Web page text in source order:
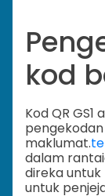
kod
Kod QR
maklumat.
dalam
direka
untuk